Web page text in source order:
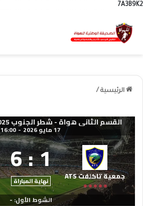
7A3B9K2
الرئيسية /
القسم الثاني هواة - شطر الجنوب 2025-2026
17 مايو 2026 -
16:00
جمعية تاكلفت ATS 1
:
6
نهاية المباراة
الشوط الأول: -